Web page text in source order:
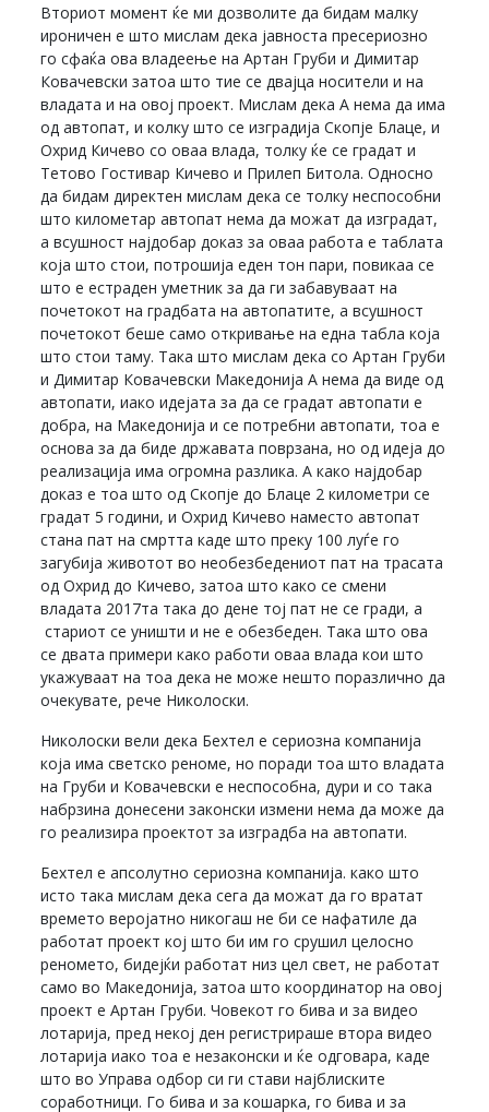
Вториот момент ќе ми дозволите да бидам малку
ироничен е што мислам дека јавноста пресериозно
го сфаќа ова владеење на Артан Груби и Димитар
Ковачевски затоа што тие се двајца носители и на
владата и на овој проект. Мислам дека А нема да има
од автопат, и колку што се изградија Скопје Блаце, и
Охрид Кичево со оваа влада, толку ќе се градат и
Тетово Гостивар Кичево и Прилеп Битола. Односно
да бидам директен мислам дека се толку неспособни
што километар автопат нема да можат да изградат,
а всушност најдобар доказ за оваа работа е таблата
која што стои, потрошија еден тон пари, повикаа се
што е естраден уметник за да ги забавуваат на
почетокот на градбата на автопатите, а всушност
почетокот беше само откривање на една табла која
што стои таму. Така што мислам дека со Артан Груби
и Димитар Ковачевски Македонија А нема да виде од
автопати, иако идејата за да се градат автопати е
добра, на Македонија и се потребни автопати, тоа е
основа за да биде државата поврзана, но од идеја до
реализација има огромна разлика. А како најдобар
доказ е тоа што од Скопје до Блаце 2 километри се
градат 5 години, и Охрид Кичево наместо автопат
стана пат на смртта каде што преку 100 луѓе го
загубија животот во необезбедениот пат на трасата
од Охрид до Кичево, затоа што како се смени
владата 2017та така до дене тој пат не се гради, а
стариот се уништи и не е обезбеден. Така што ова
се двата примери како работи оваа влада кои што
укажуваат на тоа дека не може нешто поразлично да
очекувате, рече Николоски.
Николоски вели дека Бехтел е сериозна компанија
која има светско реноме, но поради тоа што владата
на Груби и Ковачевски е неспособна, дури и со така
набрзина донесени законски измени нема да може да
го реализира проектот за изградба на автопати.
Бехтел е апсолутно сериозна компанија. како што
исто така мислам дека сега да можат да го вратат
времето веројатно никогаш не би се нафатиле да
работат проект кој што би им го срушил целосно
реномето, бидејќи работат низ цел свет, не работат
само во Македонија, затоа што координатор на овој
проект е Артан Груби. Човекот го бива и за видео
лотарија, пред некој ден регистрираше втора видео
лотарија иако тоа е незаконски и ќе одговара, каде
што во Управа одбор си ги стави најблиските
соработници. Го бива и за кошарка, го бива и за